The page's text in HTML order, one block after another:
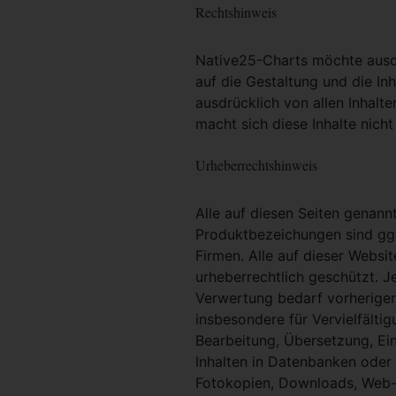
Rechtshinweis
Native25-Charts möchte
auf die Gestaltung und die
ausdrücklich von allen
macht sich diese Inhalte
Urheberrechtshinweis
Alle auf diesen Seiten
Produktbezeichungen sind
Firmen. Alle auf dieser
urheberrechtlich geschützt.
Verwertung bedarf
insbesondere für
Bearbeitung, Übersetzung,
Inhalten in Datenbanken
Fotokopien, Downloads,